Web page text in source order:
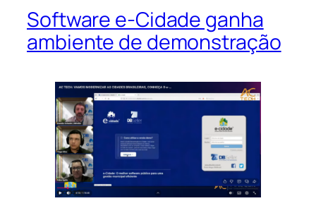
Software e-Cidade ganha
ambiente de demonstração